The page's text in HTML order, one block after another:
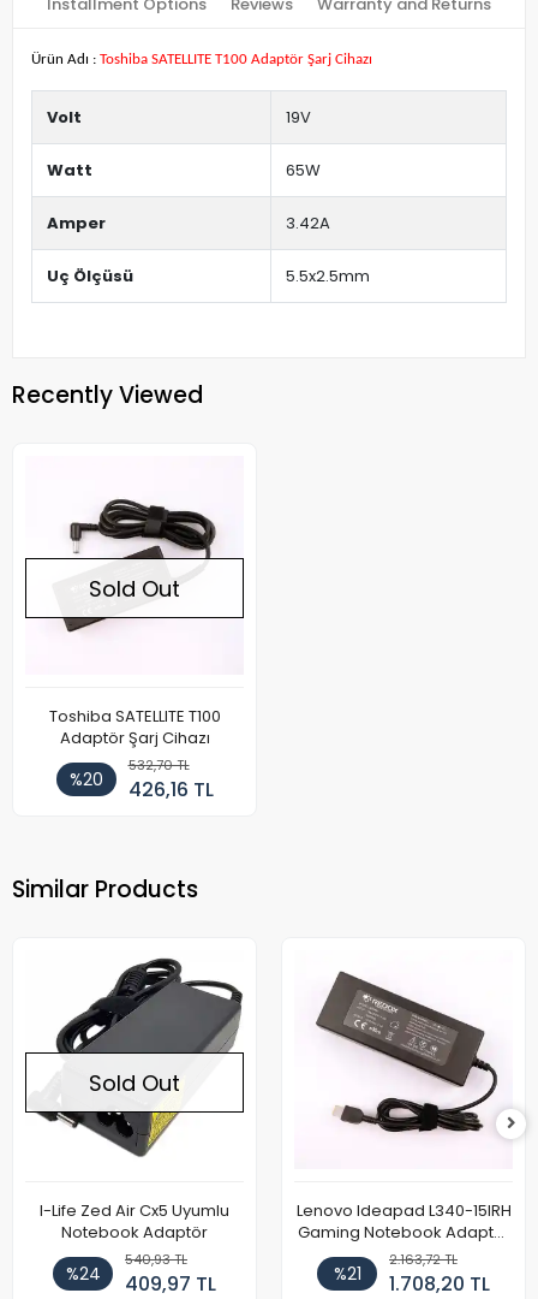
Ürün Adı : Toshiba SATELLITE T100 Adaptör Şarj Cihazı
Volt 19V
Watt 65W
Amper 3.42A
Uç Ölçüsü 5.5x2.5mm
Recently Viewed
Sold Out
Toshiba SATELLITE T100
Adaptör Şarj Cihazı
%20
532,70 TL
426,16 TL
Similar Products
Sold Out
I-Life Zed Air Cx5 Uyumlu
Notebook Adaptör
%24
540,93 TL
409,97 TL
Lenovo Ideapad L340-15IRH
Gaming Notebook Adaptör
Cihazı Şarj Aleti (150W)
%21
2.163,72 TL
1.708,20 TL